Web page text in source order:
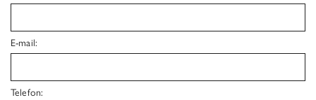
E-mail:
Telefon: